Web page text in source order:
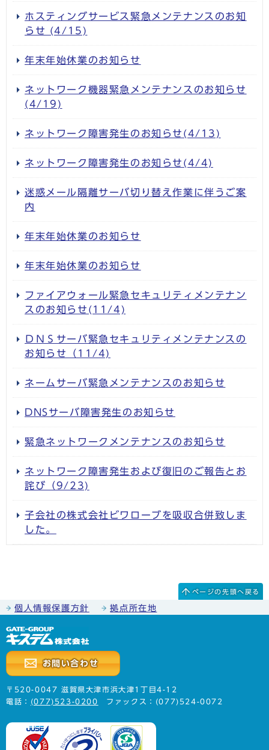
ホスティングサービス緊急メンテナンスのお知
らせ (4/15)
年末年始休業のお知らせ
ネットワーク機器緊急メンテナンスのお知らせ
(4/19)
ネットワーク障害発生のお知らせ(4/13)
ネットワーク障害発生のお知らせ(4/4)
迷惑メール隔離サーバ切り替え作業に伴うご案
内
年末年始休業のお知らせ
年末年始休業のお知らせ
ファイアウォール緊急セキュリティメンテナン
スのお知らせ(11/4)
ＤＮＳサーバ緊急セキュリティメンテナンスの
お知らせ（11/4)
ネームサーバ緊急メンテナンスのお知らせ
DNSサーバ障害発生のお知らせ
緊急ネットワークメンテナンスのお知らせ
ネットワーク障害発生および復旧のご報告とお
詫び（9/23)
子会社の株式会社ビワローブを吸収合併致しま
した。
ページの先頭へ戻る
個人情報保護方針 拠点所在地
お問い合わせ
〒520-0047 滋賀県大津市浜大津1丁目4-12
電話： (077)523-0200 ファックス：(077)524-0072